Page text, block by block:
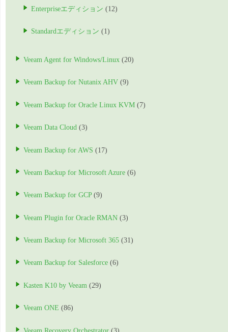
Enterpriseエディション (12)
Standardエディション (1)
Veeam Agent for Windows/Linux (20)
Veeam Backup for Nutanix AHV (9)
Veeam Backup for Oracle Linux KVM (7)
Veeam Data Cloud (3)
Veeam Backup for AWS (17)
Veeam Backup for Microsoft Azure (6)
Veeam Backup for GCP(9)
Veeam Plugin for Oracle RMAN (3)
Veeam Backup for Microsoft 365 (31)
Veeam Backup for Salesforce (6)
Kasten K10 by Veeam (29)
Veeam ONE (86)